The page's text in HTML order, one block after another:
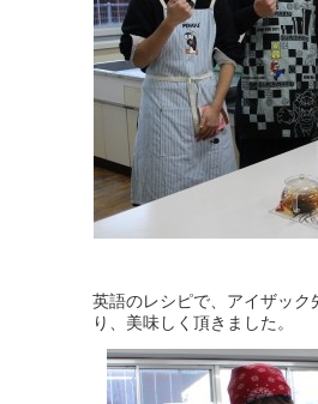
英語のレシピで、アイザッ
り、美味しく頂きました。